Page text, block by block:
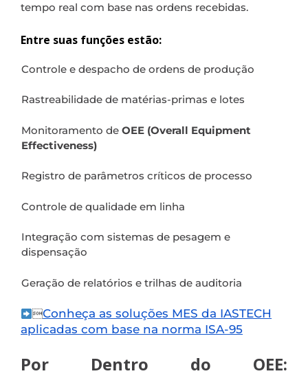
tempo real com base nas ordens recebidas.
Entre suas funções estão:
Controle e despacho de ordens de produção
Rastreabilidade de matérias-primas e lotes
Monitoramento de OEE (Overall Equipment
Effectiveness)
Registro de parâmetros críticos de processo
Controle de qualidade em linha
Integração com sistemas de pesagem e
dispensação
Geração de relatórios e trilhas de auditoria
Conheça as soluções MES da IASTECH
aplicadas com base na norma ISA-95
Por Dentro do OEE: